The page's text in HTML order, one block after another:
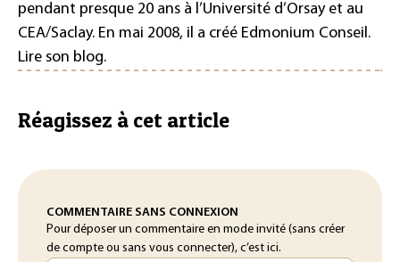
pendant presque 20 ans à l’Université d’Orsay et au
CEA/Saclay. En mai 2008, il a créé Edmonium Conseil.
Lire son blog.
Réagissez à cet article
COMMENTAIRE SANS CONNEXION
Pour déposer un commentaire en mode invité (sans créer
de compte ou sans vous connecter), c’est ici.